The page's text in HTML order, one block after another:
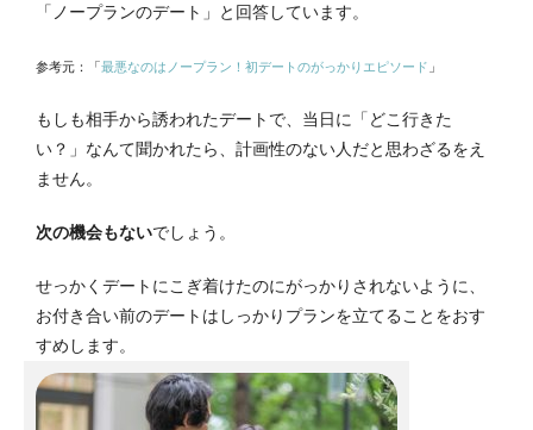
「ノープランのデート」と回答しています。
参考元：「最悪なのはノープラン！初デートのがっかりエピソード 」
もしも相手から誘われたデートで、当日に「どこ行きた
い？」なんて聞かれたら、計画性のない人だと思わざるをえ
ません。
次の機会もないでしょう。
せっかくデートにこぎ着けたのにがっかりされないように、
お付き合い前のデートはしっかりプランを立てることをおす
すめします。